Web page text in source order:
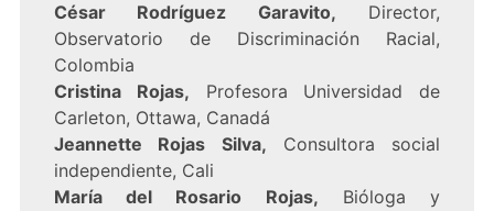
César Rodríguez Garavito, Director,
Observatorio de Discriminación Racial,
Colombia
Cristina Rojas, Profesora Universidad de
Carleton, Ottawa, Canadá
Jeannette Rojas Silva, Consultora social
independiente, Cali
María del Rosario Rojas, Bióloga y